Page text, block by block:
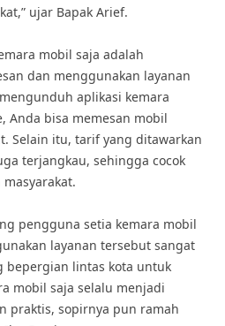
ujar Bapak Arief.
mobil saja adalah
dan menggunakan layanan
aplikasi kemara
Anda bisa memesan mobil
Selain itu, tarif yang ditawarkan
terjangkau, sehingga cocok
pengguna setia kemara mobil
layanan tersebut sangat
bepergian lintas kota untuk
mobil saja selalu menjadi
praktis, sopirnya pun ramah